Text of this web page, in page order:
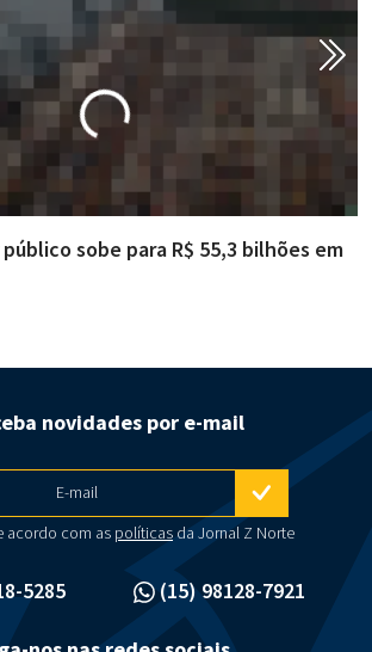
sobe para R$ 55,3 bilhões em
5285 (15) 98128-7921
novidades por e-mail
E-mail
acordo com as políticas da Jornal Z Norte